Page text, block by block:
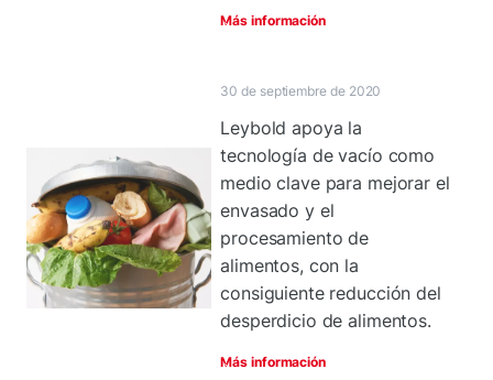
Más información
30 de septiembre de 2020
Leybold apoya la
tecnología de vacío como
medio clave para mejorar el
envasado y el
procesamiento de
alimentos, con la
consiguiente reducción del
desperdicio de alimentos.
Más información